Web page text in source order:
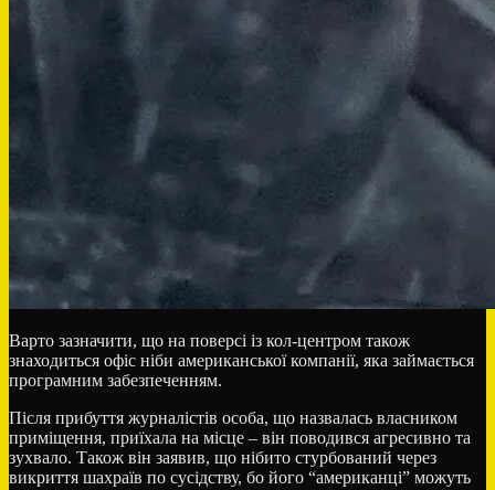
Варто зазначити, що на поверсі із кол-центром також
знаходиться офіс ніби американської компанії, яка займається
програмним забезпеченням.
Після прибуття журналістів особа, що назвалась власником
приміщення, приїхала на місце – він поводився агресивно та
зухвало. Також він заявив, що нібито стурбований через
викриття шахраїв по сусідству, бо його “американці” можуть